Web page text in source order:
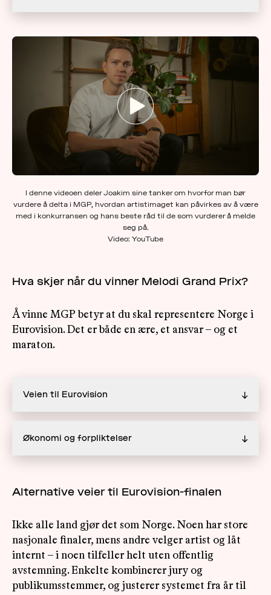
I denne videoen deler Joakim sine tanker om hvorfor man bør
vurdere å delta i MGP, hvordan artistimaget kan påvirkes av å være
med i konkurransen og hans beste råd til de som vurderer å melde
seg på.
Video: YouTube
Hva skjer når du vinner Melodi Grand Prix?
Å vinne MGP betyr at du skal representere Norge i
Eurovision. Det er både en ære, et ansvar – og et
maraton.
Veien til Eurovision ↓
Økonomi og forpliktelser ↓
Alternative veier til Eurovision-finalen
Ikke alle land gjør det som Norge. Noen har store
nasjonale finaler, mens andre velger artist og låt
internt – i noen tilfeller helt uten offentlig
avstemning. Enkelte kombinerer jury og
publikumsstemmer, og justerer systemet fra år til